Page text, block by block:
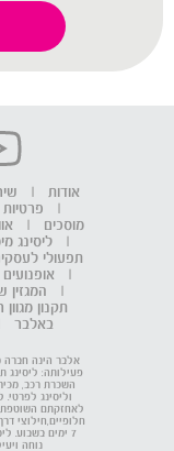
אודות |
|
פרטיות
מוסכים
|
|
ליסינג
תפעולי
|
אופנועים
|
תקנון מגוון
באלבר
אלבר הינה חברה
פעילותה: ליסינג
השכרת רכב,
וליסינג
לאחזקתם השוטפת.
7 ימים בשבוע.
נוחה